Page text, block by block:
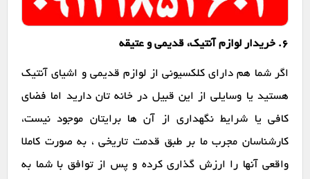
6. خریدار لوازم آنتیک، قدیمی و عتیقه
اگر شما هم دارای کلکسیونی از لوازم قدیمی و اشیای آنتیک
هستید یا وسایلی از این قبیل در خانه تان دارید اما فضای
کافی یا شرایط نگهداری از آن ها برایتان موجود نیست،
کارشناسان مجرب ما بر طبق قدمت تاریخی ، به صورت کاملا
واقعی آنها را ارزش گذاری کرده و پس از توافق با شما به